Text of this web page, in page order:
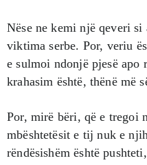
Nëse ne kemi një qeveri
viktima serbe. Por, veriu
e sulmoi ndonjë pjesë apo
krahasim është, thënë më
Por, mirë bëri, që e tregoi
mbështetësit e tij nuk e
rëndësishëm është